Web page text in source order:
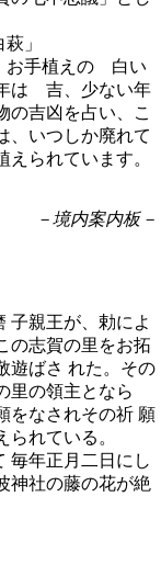
」
お手植えの 白い
は 吉、少ない年
吉凶を占い、こ
いつしか廃れて
られています。
－境内案内板－
子親王が、勅によ
の志賀の里をお拓
遊ばさ れた。その
里の領主となら
をなされその祈 願
れている。
毎年正月二日にし
神社の藤の花が絶